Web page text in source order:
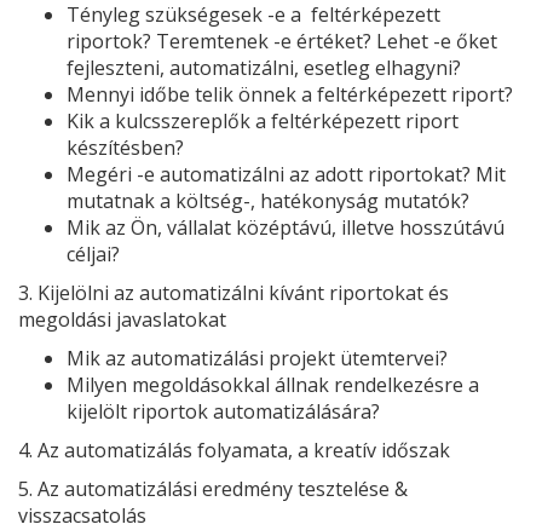
Tényleg szükségesek -e a feltérképezett
riportok? Teremtenek -e értéket? Lehet -e őket
fejleszteni, automatizálni, esetleg elhagyni?
Mennyi időbe telik önnek a feltérképezett riport?
Kik a kulcsszereplők a feltérképezett riport
készítésben?
Megéri -e automatizálni az adott riportokat? Mit
mutatnak a költség-, hatékonyság mutatók?
Mik az Ön, vállalat középtávú, illetve hosszútávú
céljai?
3. Kijelölni az automatizálni kívánt riportokat és
megoldási javaslatokat
Mik az automatizálási projekt ütemtervei?
Milyen megoldásokkal állnak rendelkezésre a
kijelölt riportok automatizálására?
4. Az automatizálás folyamata, a kreatív időszak
5. Az automatizálási eredmény tesztelése &
visszacsatolás